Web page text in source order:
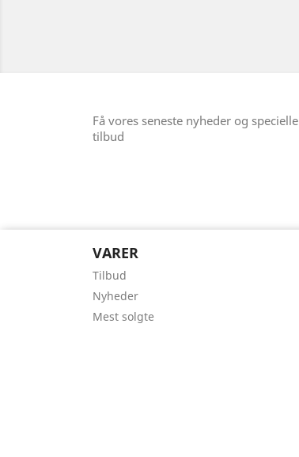
Få vores seneste nyheder og specielle
tilbud
VARER
Tilbud
Nyheder
Mest solgte